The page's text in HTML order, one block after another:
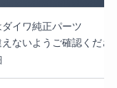
ダイワ純正パーツ
ないようご確認くださ